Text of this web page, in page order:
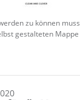
zu können muss
gestalteten Mappe